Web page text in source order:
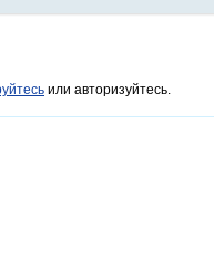
или авторизуйтесь.